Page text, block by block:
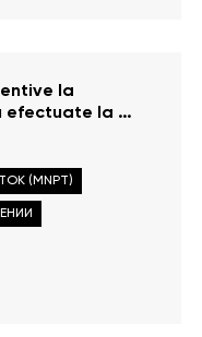
la
efectuate la 01
(MNPT)